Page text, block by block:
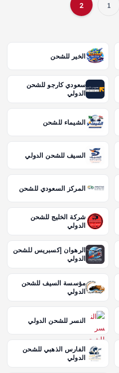
ت
ع
د
د
ص
ف
ح
ا
ت
ا
ل
م
ق
ا
ل
1
2
الخير للشحن
سعودي كارجو للشحن
الدولي
الشيماء للشحن
السيف للشحن الدولي
المركز السعودي للشحن
شركة الخليج للشحن
الدولي
الرهوان إكسبريس للشحن
الدولي
مؤسسة السيف للشحن
الدولي
النسر للشحن الدولي
الفارس الذهبي للشحن
الدولي